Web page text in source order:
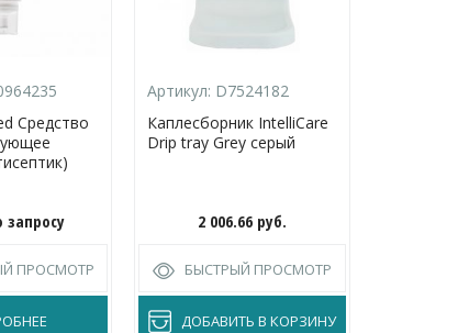
Средство
запросу
ПРОСМОТР
Артикул: D7524182
Каплесборник IntelliCare
Drip tray Grey серый
2 006.66 руб.
БЫСТРЫЙ ПРОСМОТР
ДОБАВИТЬ В КОРЗИНУ